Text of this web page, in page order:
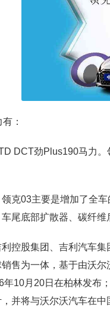
：
DCT劲Plus190马力
克03主要是增加了全
尾底部扩散器、碳纤维
控股集团、吉利汽车集
售为一体，基于由沃
年10月20日在柏林发布
并将与沃尔沃汽车在